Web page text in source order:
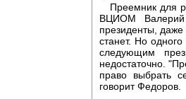
Преемник для
ВЦИОМ Валерий
президенты,
станет. Но
следующим
недостаточно.
право выбрать
говорит Федоров.